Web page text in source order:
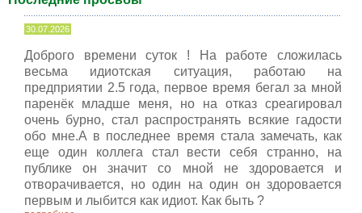
30.07.2026
Доброго времени суток ! На работе сложилась
весьма идиотская ситуация, работаю на
предприятии 2.5 года, первое время бегал за мной
паренёк младше меня, но на отказ среагировал
очень бурно, стал распространять всякие гадости
обо мне.А в последнее время стала замечать, как
еще один коллега стал вести себя странно, на
публике он значит со мной не здоровается и
отворачивается, но один на один он здоровается
первым и лыбится как идиот. Как быть ?